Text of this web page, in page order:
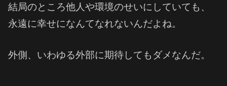
結局のところ他人や環境のせいにしていても、
永遠に幸せになんてなれないんだよね。
外側、いわゆる外部に期待してもダメなんだ。